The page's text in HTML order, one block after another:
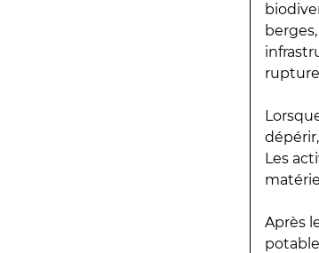
Les
Après